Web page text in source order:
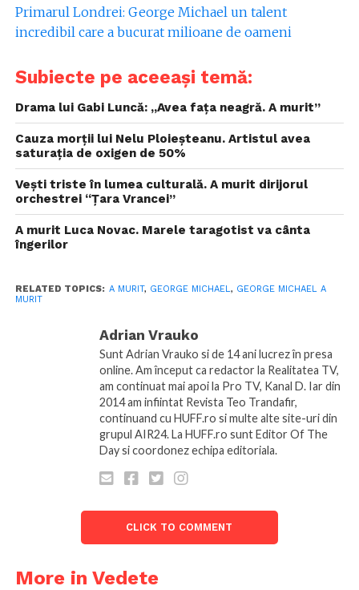
Primarul Londrei: George Michael un talent
incredibil care a bucurat milioane de oameni
Subiecte pe aceeași temă:
Drama lui Gabi Luncă: „Avea faţa neagră. A murit”
Cauza morții lui Nelu Ploieșteanu. Artistul avea
saturația de oxigen de 50%
Vești triste în lumea culturală. A murit dirijorul
orchestrei “Ţara Vrancei”
A murit Luca Novac. Marele taragotist va cânta
îngerilor
RELATED TOPICS: A MURIT, GEORGE MICHAEL, GEORGE MICHAEL A
MURIT
Adrian Vrauko
Sunt Adrian Vrauko si de 14 ani lucrez în presa
online. Am început ca redactor la Realitatea TV,
am continuat mai apoi la Pro TV, Kanal D. Iar din
2014 am infiintat Revista Teo Trandafir,
continuand cu HUFF.ro si multe alte site-uri din
grupul AIR24. La HUFF.ro sunt Editor Of The
Day si coordonez echipa editoriala.
CLICK TO COMMENT
More in Vedete